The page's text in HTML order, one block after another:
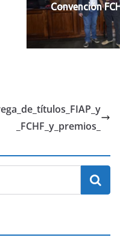
Convención
_FCHF_y_premios_